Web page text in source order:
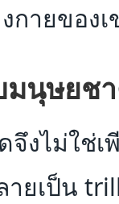
กายของ
มนุษยช
งไม่ใช่เ
ายเป็น